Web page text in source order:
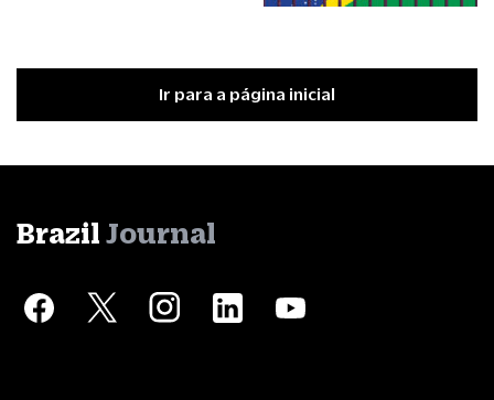
Ir para a página inicial
Brazil Journal